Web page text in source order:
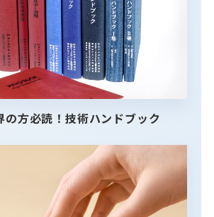
の方必読！技術ハンドブック